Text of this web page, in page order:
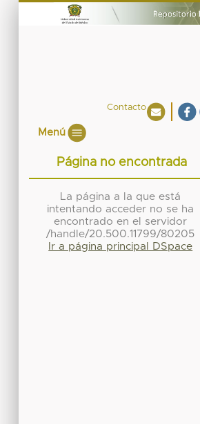
Contacto
Menú
Página no encontrada
La página a la que está
intentando acceder no se ha
encontrado en el servidor
/handle/20.500.11799/80205
Ir a página principal DSpace